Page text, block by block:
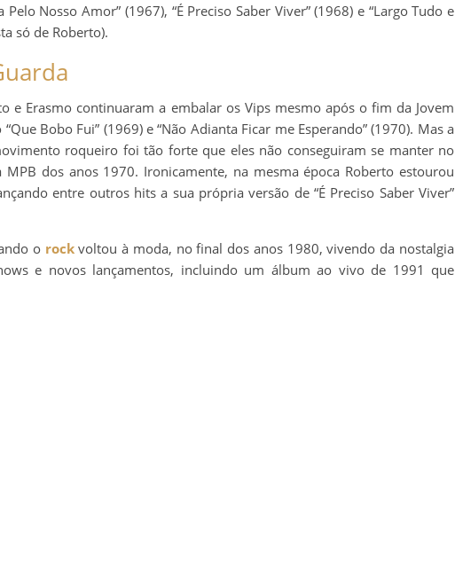
Pelo Nosso Amor” (1967), “É Preciso Saber Viver” (1968) e “Largo Tudo e
só de Roberto).
e Erasmo continuaram a embalar os Vips mesmo após o fim da Jovem
Bobo Fui” (1969) e “Não Adianta Ficar me Esperando” (1970). Mas a
roqueiro foi tão forte que eles não conseguiram se manter no
dos anos 1970. Ironicamente, na mesma época Roberto estourou
entre outros hits a sua própria versão de “É Preciso Saber Viver”
o rockvoltou à moda, no final dos anos 1980, vivendo da nostalgia
e novos lançamentos, incluindo um álbum ao vivo de 1991 que